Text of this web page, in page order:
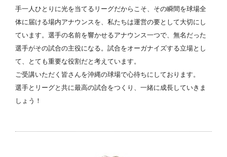
手一人ひとりに光を当てるリーグだからこそ、その瞬間を球場全
体に届ける場内アナウンスを、私たちは運営の要として大切にし
ています。選手の名前を響かせるアナウンス一つで、無名だった
選手がその試合の主役になる。試合をオーガナイズする立場とし
て、とても重要な役割だと考えています。
ご受講いただく皆さんを沖縄の球場で心待ちにしております。
選手とリーグと共に最高の試合をつくり、一緒に成長していきま
しょう！